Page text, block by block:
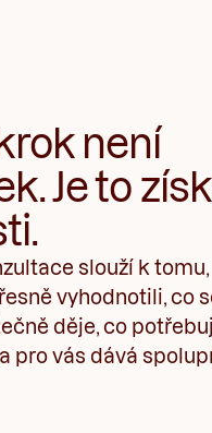
není
Je to
slouží k tomu,
vyhodnotili, co
děje, co
pro vás dává